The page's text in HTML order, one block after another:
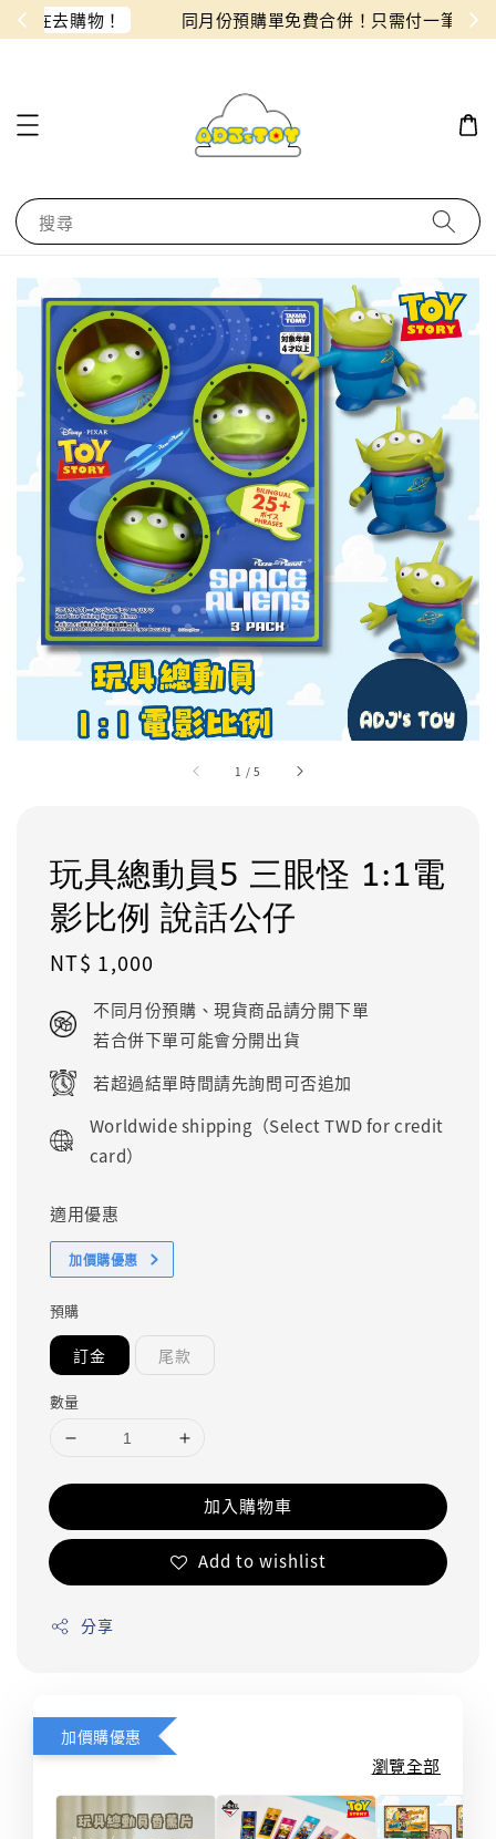
！ 同月份預購單免費合併！只需付一筆運費
搜尋
1 /5
玩具總動員5 三眼怪 1:1電
影比例 說話公仔
Regular
NT$ 1,000
不同月份預購、現貨商品請分開下單
若合併下單可能會分開出貨
若超過結單時間請先詢問可否追加
Worldwide shipping（Select TWD for credit
card）
適用優惠
加價購優惠
預購
訂金 尾款
數量
加入購物車
Add to wishlist
分享
加價購優惠
瀏覽全部